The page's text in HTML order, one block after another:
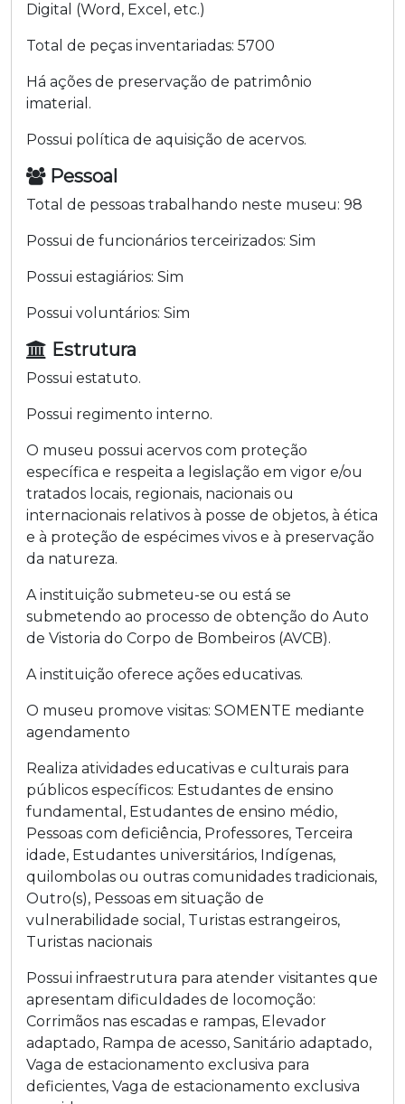
Digital (Word, Excel, etc.)
Total de peças inventariadas: 5700
Há ações de preservação de patrimônio
imaterial.
Possui política de aquisição de acervos.
Pessoal
Total de pessoas trabalhando neste museu: 98
Possui de funcionários terceirizados: Sim
Possui estagiários: Sim
Possui voluntários: Sim
Estrutura
Possui estatuto.
Possui regimento interno.
O museu possui acervos com proteção
específica e respeita a legislação em vigor e/ou
tratados locais, regionais, nacionais ou
internacionais relativos à posse de objetos, à ética
e à proteção de espécimes vivos e à preservação
da natureza.
A instituição submeteu-se ou está se
submetendo ao processo de obtenção do Auto
de Vistoria do Corpo de Bombeiros (AVCB).
A instituição oferece ações educativas.
O museu promove visitas: SOMENTE mediante
agendamento
Realiza atividades educativas e culturais para
públicos específicos: Estudantes de ensino
fundamental , Estudantes de ensino médio,
Pessoas com deficiência, Professores, Terceira
idade, Estudantes universitários, Indígenas,
quilombolas ou outras comunidades tradicionais,
Outro(s), Pessoas em situação de
vulnerabilidade social , Turistas estrangeiros,
Turistas nacionais
Possui infraestrutura para atender visitantes que
apresentam dificuldades de locomoção:
Corrimãos nas escadas e rampas, Elevador
adaptado, Rampa de acesso, Sanitário adaptado,
Vaga de estacionamento exclusiva para
deficientes, Vaga de estacionamento exclusiva